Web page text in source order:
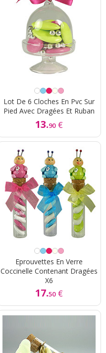
Lot De 6 Cloches En Pvc Sur
Pied Avec Dragées Et Ruban
13.90 €
Eprouvettes En Verre
Coccinelle Contenant Dragées
X6
17.50 €